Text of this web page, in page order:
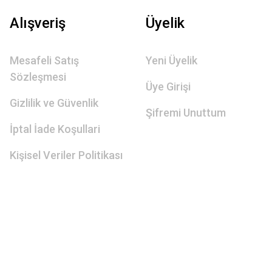
Alışveriş
Mesafeli Satış
Sözleşmesi
Gizlilik ve Güvenlik
İptal İade Koşullari
Kişisel Veriler Politikası
Üyelik
Yeni Üyelik
Üye Girişi
Şifremi Unuttum